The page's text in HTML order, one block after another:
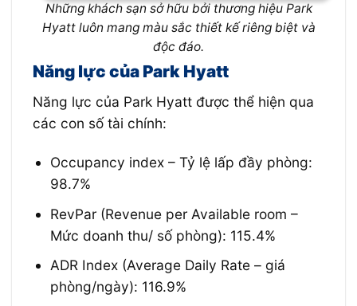
Những khách sạn sở hữu bởi thương hiệu Park
Hyatt luôn mang màu sắc thiết kế riêng biệt và
độc đáo.
Năng lực của Park Hyatt
Năng lực của Park Hyatt được thể hiện qua
các con số tài chính:
Occupancy index – Tỷ lệ lấp đầy phòng:
98.7%
RevPar (Revenue per Available room –
Mức doanh thu/ số phòng): 115.4%
ADR Index (Average Daily Rate – giá
phòng/ngày): 116.9%